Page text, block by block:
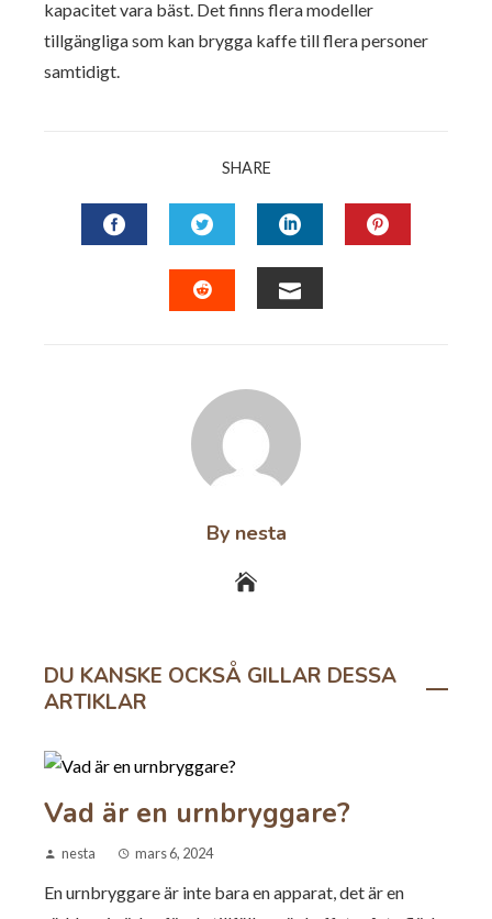
kapacitet vara bäst. Det finns flera modeller
tillgängliga som kan brygga kaffe till flera personer
samtidigt.
SHARE
FACEBOOKTWITTERLINKEDIN
By nesta
DU KANSKE OCKSÅ GILLAR DESSA
ARTIKLAR
Vad är en urnbryggare?
nesta mars 6, 2024
En urnbryggare är inte bara en apparat, det är en